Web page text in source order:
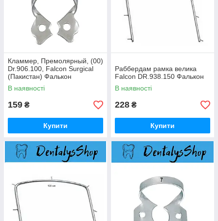
Кламмер, Премолярный, (00)
Dr.906.100, Falcon Surgical
(Пакистан) Фалькон
В наявності
159 ₴
Купити
Раббердам рамка велика
Falcon DR.938.150 Фалькон
В наявності
228 ₴
Купити